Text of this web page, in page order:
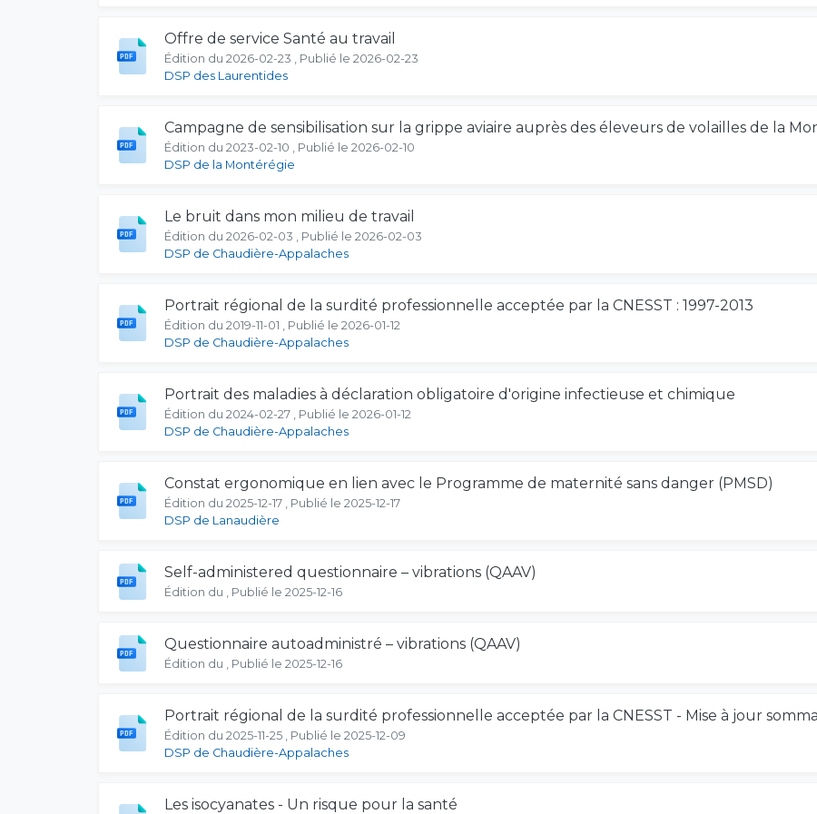
Offre de service Santé au travail
Édition du 2026-02-23 , Publié le 2026-02-23
DSP des Laurentides
Campagne de sensibilisation sur la grippe aviaire auprès des éleveurs de volailles de la
Édition du 2023-02-10 , Publié le 2026-02-10
DSP de la Montérégie
Le bruit dans mon milieu de travail
Édition du 2026-02-03 , Publié le 2026-02-03
DSP de Chaudière-Appalaches
Portrait régional de la surdité professionnelle acceptée par la CNESST : 1997-2013
Édition du 2019-11-01 , Publié le 2026-01-12
DSP de Chaudière-Appalaches
Portrait des maladies à déclaration obligatoire d'origine infectieuse et chimique
Édition du 2024-02-27 , Publié le 2026-01-12
DSP de Chaudière-Appalaches
Constat ergonomique en lien avec le Programme de maternité sans danger (PMSD)
Édition du 2025-12-17 , Publié le 2025-12-17
DSP de Lanaudière
Self-administered questionnaire – vibrations (QAAV)
Édition du , Publié le 2025-12-16
Questionnaire autoadministré – vibrations (QAAV)
Édition du , Publié le 2025-12-16
Portrait régional de la surdité professionnelle acceptée par la CNESST - Mise à jour
Édition du 2025-11-25 , Publié le 2025-12-09
DSP de Chaudière-Appalaches
Les isocyanates - Un risque pour la santé